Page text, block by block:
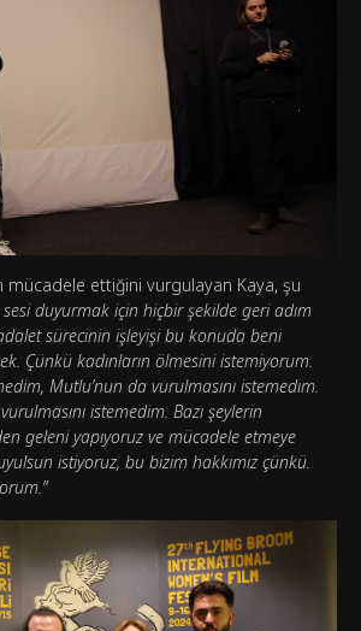
mücadele ettiğini vurgulayan Kaya, şu
sesi duyurmak için hiçbir şekilde geri adım
sürecinin işleyişi bu konuda beni
Çünkü kadınların ölmesini istemiyorum.
Mutlu’nun da vurulmasını istemedim.
istemedim. Bazı şeylerin
geleni yapıyoruz ve mücadele etmeye
istiyoruz, bu bizim hakkımız çünkü.